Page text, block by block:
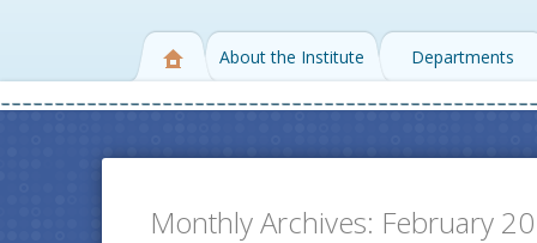
About the Institute Departments
Monthly Archives: February